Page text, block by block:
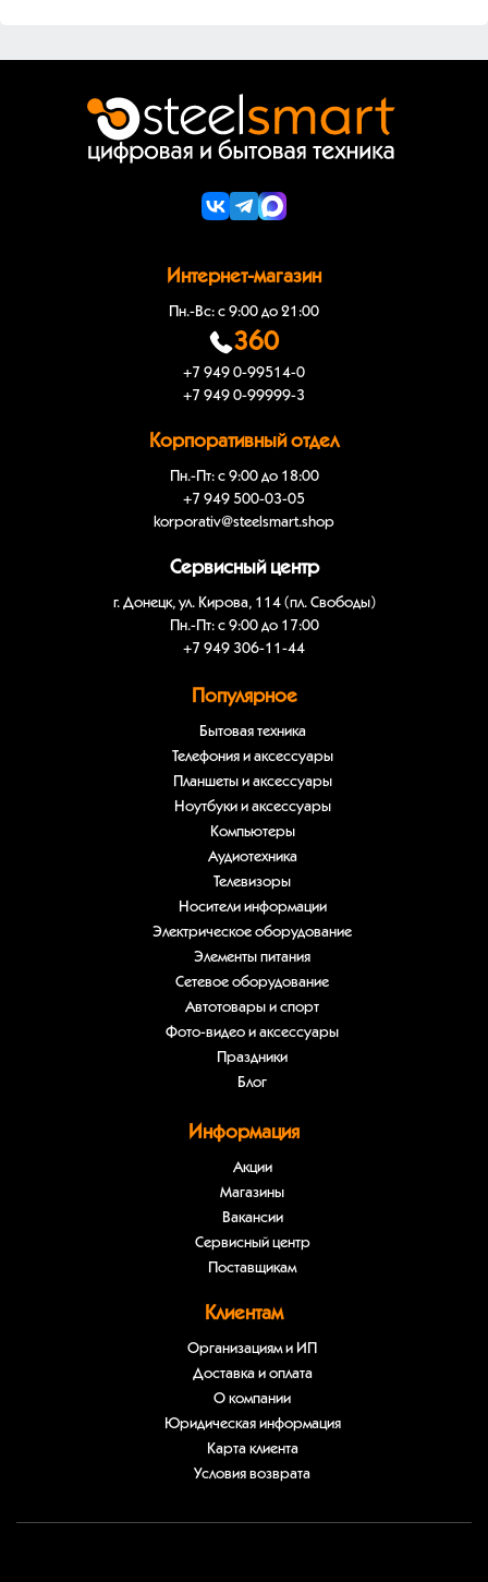
Интернет-магазин
Пн.-Вс: с 9:00 до 21:00
360
+7 949 0-99514-0
+7 949 0-99999-3
Корпоративный отдел
Пн.-Пт: с 9:00 до 18:00
+7 949 500-03-05
korporativ@steelsmart.shop
Сервисный центр
г. Донецк, ул. Кирова, 114 (пл. Свободы)
Пн.-Пт: с 9:00 до 17:00
+7 949 306-11-44
Популярное
Бытовая техника
Телефония и аксессуары
Планшеты и аксессуары
Ноутбуки и аксессуары
Компьютеры
Аудиотехника
Телевизоры
Носители информации
Электрическое оборудование
Элементы питания
Сетевое оборудование
Автотовары и спорт
Фото-видео и аксессуары
Праздники
Блог
Информация
Акции
Магазины
Вакансии
Сервисный центр
Поставщикам
Клиентам
Организациям и ИП
Доставка и оплата
О компании
Юридическая информация
Карта клиента
Условия возврата